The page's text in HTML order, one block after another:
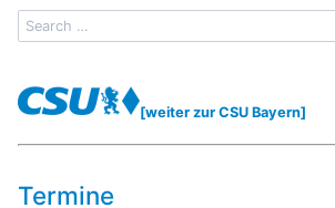
[weiter zur CSU Bayern]
Termine